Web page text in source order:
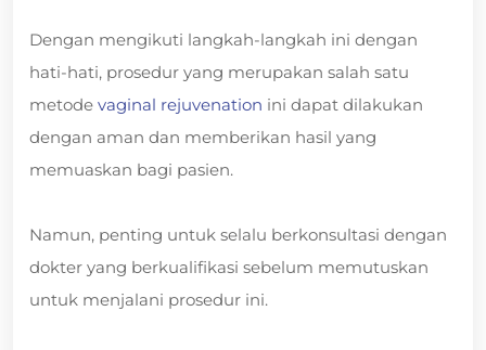
Dengan mengikuti langkah-langkah ini dengan
hati-hati, prosedur yang merupakan salah satu
metode vaginal rejuvenation ini dapat dilakukan
dengan aman dan memberikan hasil yang
memuaskan bagi pasien.
Namun, penting untuk selalu berkonsultasi dengan
dokter yang berkualifikasi sebelum memutuskan
untuk menjalani prosedur ini.